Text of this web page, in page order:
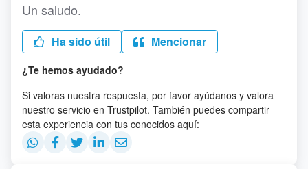
Un saludo.
Ha sido útil Mencionar
¿Te hemos ayudado?
Si valoras nuestra respuesta, por favor ayúdanos y valora
nuestro servicio en Trustpilot. También puedes compartir
esta experiencia con tus conocidos aquí: